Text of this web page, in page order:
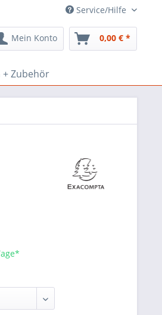
Service/Hilfe
Mein Konto 0,00 € *
+ Zubehör